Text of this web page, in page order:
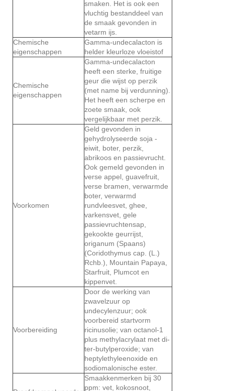
smaken. Het is ook een
vluchtig bestanddeel van
de smaak gevonden in
vetarm ijs.
Chemische
eigenschappen
Gamma-undecalacton is
helder kleurloze vloeistof
Chemische
eigenschappen
Gamma-undecalacton
heeft een sterke, fruitige
geur die wijst op perzik
(met name bij verdunning).
Het heeft een scherpe en
zoete smaak, ook
vergelijkbaar met perzik.
Voorkomen
Geld gevonden in
gehydrolyseerde soja -
eiwit, boter, perzik,
abrikoos en passievrucht.
Ook gemeld gevonden in
verse appel, guavefruit,
verse bramen, verwarmde
boter, verwarmd
rundvleesvet, ghee,
varkensvet, gele
passievruchtensap,
gekookte geurrijst,
origanum (Spaans)
(Coridothymus cap. (L.)
Rchb.), Mountain Papaya,
Starfruit, Plumcot en
kippenvet.
Voorbereiding
Door de werking van
zwavelzuur op
undecylenzuur; ook
voorbereid startvorm
ricinusolie; van octanol-1
plus methylacrylaat met di-
ter-butylperoxide; van
heptylethyleenoxide en
sodiomalonische ester.
Smaakkenmerken bij 30
ppm: vet, kokosnoot,